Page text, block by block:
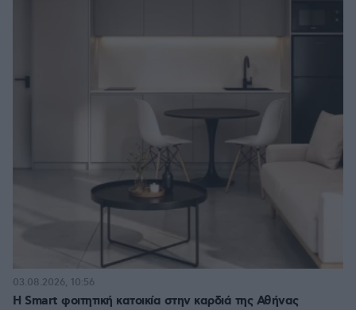
Η Smart φοιτητική κατοικία στην καρδιά της Αθήνας
03.08.2026, 10:56